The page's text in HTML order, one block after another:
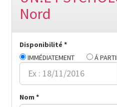
Nord
Disponibilité *
IMMÉDIATEMENT
Á
Nom *